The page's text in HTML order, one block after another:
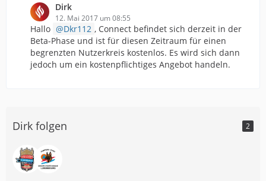
Dirk
12. Mai 2017 um 08:55
Hallo Dkr112 , Connect befindet sich derzeit in der
Beta-Phase und ist für diesen Zeitraum für einen
begrenzten Nutzerkreis kostenlos. Es wird sich dann
jedoch um ein kostenpflichtiges Angebot handeln.
Dirk folgen 2